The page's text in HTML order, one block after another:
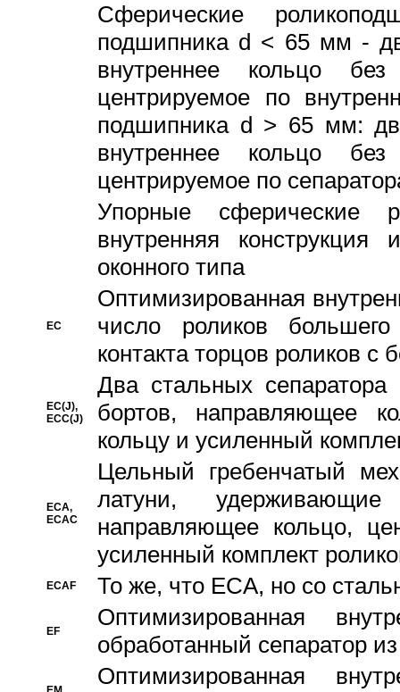
Сферические
подшипника d < 65 мм -
внутреннее кольцо
центрируемое по
подшипника d > 65 мм:
внутреннее кольцо
центрируемое по
Упорные сферические
внутренняя
оконного типа
EC
Oптимизированная
число роликов
контакта торцов роликов с
EC(J),
ECC(J)
Два стальных сепаратора
бортов, направляющее
кольцу и усиленный
ECA,
ECAC
Цельный гребенчатый
латуни,
направляющее кольцо,
усиленный комплект
ECAF То же, что ECA, но со
EF
Оптимизированная
обработанный сепаратор
Оптимизированная